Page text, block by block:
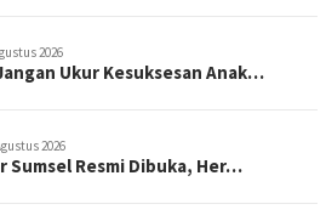
2026
Ukur Kesuksesan Anak…
2026
Sumsel Resmi Dibuka, Her…